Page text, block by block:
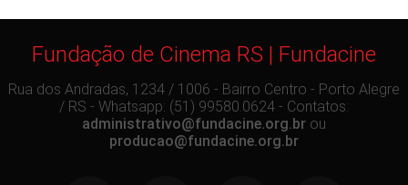
Fundação de Cinema RS | Fundacine
Rua dos Andradas, 1234 / 1006 - Bairro Centro - Porto Alegre
/ RS - Whatsapp: (51) 99580.0624 - Contatos:
administrativo@fundacine.org.br ou
producao@fundacine.org.br